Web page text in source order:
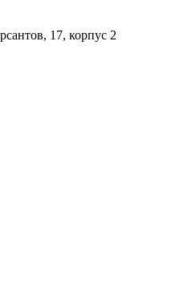
17, корпус 2